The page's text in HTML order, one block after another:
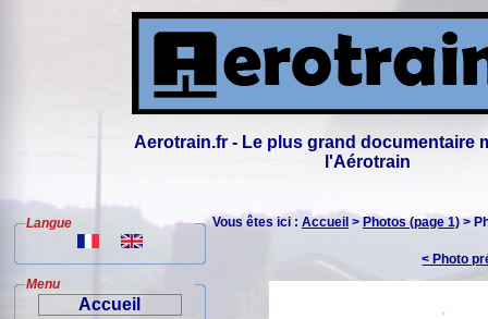
Aerotrain.fr - Le plus grand documentaire
l'Aérotrain
Langue
Menu
Accueil
Vous êtes ici : Accueil > Photos (page 1)>
< Photo